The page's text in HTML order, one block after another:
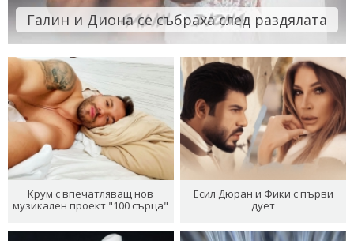
Галин и Диона се събраха след раздялата
Крум с впечатляващ нов
музикален проект "100 сърца"
Есил Дюран и Фики с първи
дует